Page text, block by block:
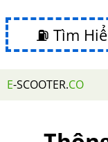
⛽ Tìm
E-SCOOTER.CO